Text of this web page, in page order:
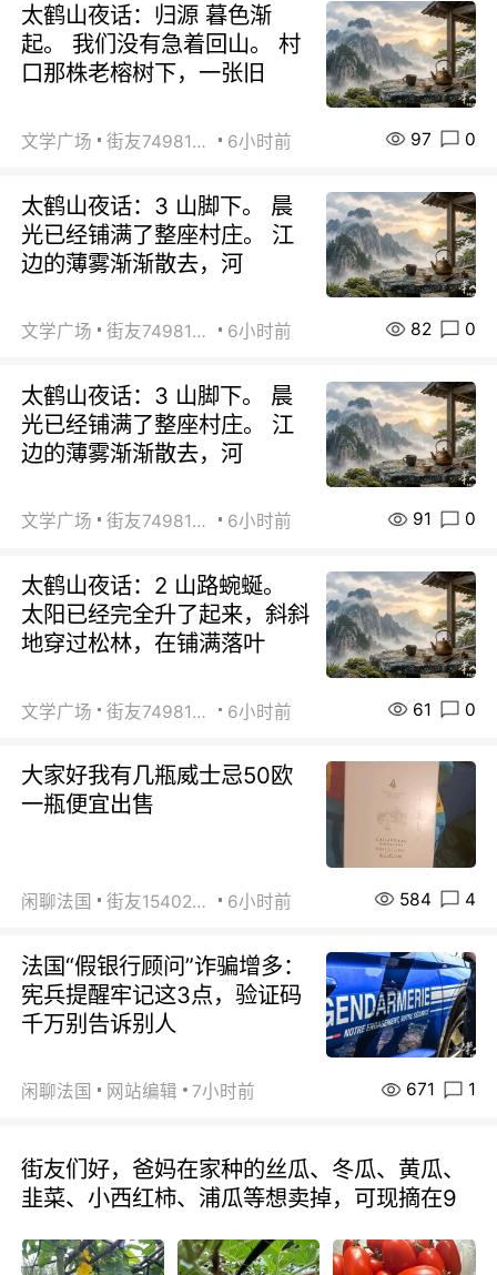
太鹤山夜话：归源 暮色渐
起。 我们没有急着回山。 村
口那株老榕树下，一张旧
文学广场 街友74981146 6小时前 97 0
太鹤山夜话：3 山脚下。 晨
光已经铺满了整座村庄。 江
边的薄雾渐渐散去，河
文学广场 街友74981146 6小时前 82 0
太鹤山夜话：3 山脚下。 晨
光已经铺满了整座村庄。 江
边的薄雾渐渐散去，河
文学广场 街友74981146 6小时前 91 0
太鹤山夜话：2 山路蜿蜒。
太阳已经完全升了起来，斜斜
地穿过松林，在铺满落叶
文学广场 街友74981146 6小时前 61 0
大家好我有几瓶威士忌50欧
一瓶便宜出售
闲聊法国 街友15402223 6小时前 584 4
法国“假银行顾问”诈骗增多：
宪兵提醒牢记这3点，验证码
千万别告诉别人
闲聊法国 网站编辑 7小时前 671 1
街友们好，爸妈在家种的丝瓜、冬瓜、黄瓜、
韭菜、小西红柿、浦瓜等想卖掉，可现摘在9